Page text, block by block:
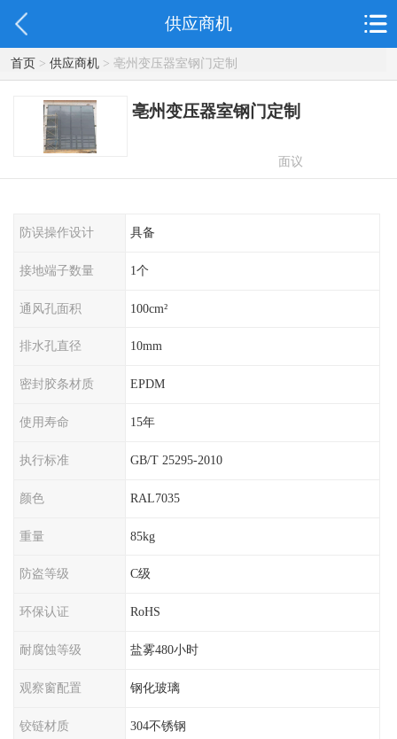
供应商机
首页> 供应商机> 亳州变压器室钢门定制
亳州变压器室钢门定制
面议
防误操作设计 具备
接地端子数量 1个
通风孔面积 100cm²
排水孔直径 10mm
密封胶条材质 EPDM
使用寿命 15年
执行标准 GB/T 25295-2010
颜色 RAL7035
重量 85kg
防盗等级 C级
环保认证 RoHS
耐腐蚀等级 盐雾480小时
观察窗配置 钢化玻璃
铰链材质 304不锈钢